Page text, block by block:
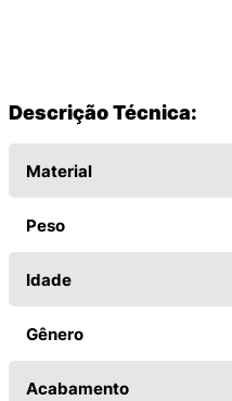
Descrição Técnica:
Material
Peso
Idade
Gênero
Acabamento